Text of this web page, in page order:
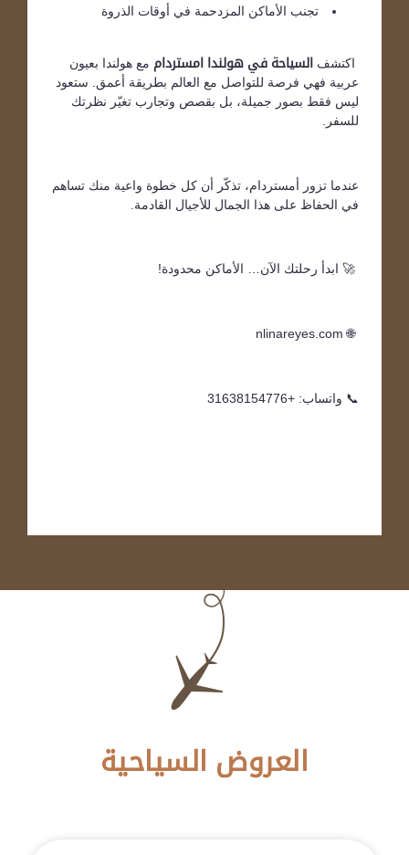
تجنب الأماكن المزدحمة في أوقات الذروة
اكتشف السياحة في هولندا امستردام مع هولندا بعيون
عربية فهي فرصة للتواصل مع العالم بطريقة أعمق. ستعود
ليس فقط بصور جميلة، بل بقصص وتجارب تغيّر نظرتك
للسفر.
عندما تزور أمستردام، تذكّر أن كل خطوة واعية منك تساهم
في الحفاظ على هذا الجمال للأجيال القادمة.
🚀 ابدأ رحلتك الآن… الأماكن محدودة!
🌐 nlinareyes.com
📞 واتساب: +31638154776
العروض السياحية